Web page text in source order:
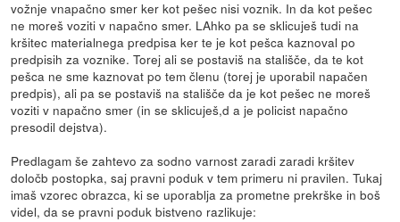
vožnje vnapačno smer ker kot pešec nisi voznik. In da kot pešec
ne moreš voziti v napačno smer. LAhko pa se sklicuješ tudi na
kršitec materialnega predpisa ker te je kot pešca kaznoval po
predpisih za voznike. Torej ali se postaviš na stališče, da te kot
pešca ne sme kaznovat po tem členu (torej je uporabil napačen
predpis), ali pa se postaviš na stališče da je kot pešec ne moreš
voziti v napačno smer (in se sklicuješ,d a je policist napačno
presodil dejstva).
Predlagam še zahtevo za sodno varnost zaradi zaradi kršitev
določb postopka, saj pravni poduk v tem primeru ni pravilen. Tukaj
imaš vzorec obrazca, ki se uporablja za prometne prekrške in boš
videl, da se pravni poduk bistveno razlikuje: